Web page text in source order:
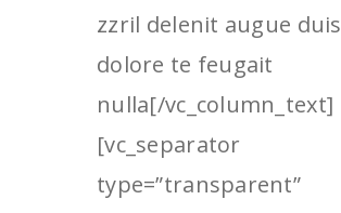
zzril delenit augue duis
dolore te feugait
nulla[/vc_column_text]
[vc_separator
type=”transparent”